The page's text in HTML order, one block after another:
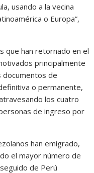
usando a la vecina
o Europa”,
que han retornado en el
principalmente
documentos de
o permanente,
los cuatro
de ingreso por
han emigrado,
el mayor número de
de Perú